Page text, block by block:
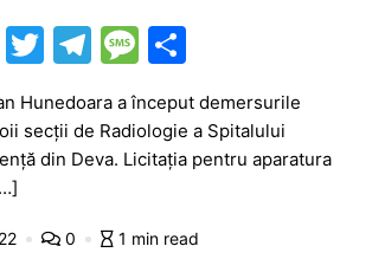
M
n
T
itt
er
T
e
gr
m
M
s
s
g
ta
je
z
Hunedoara a început demersurile
secții de Radiologie a Spitalului
din Deva. Licitația pentru aparatura
0 1 min read